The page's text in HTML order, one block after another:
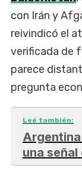
con Irán y
reivindicó el
verificada de
parece
pregunta
Leé también:
una